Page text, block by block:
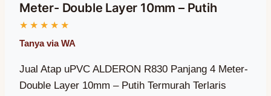
Meter- Double Layer 10mm – Putih
Jual Atap uPVC ALDERON R830 Panjang 4 Meter-
Double Layer 10mm – Putih Termurah Terlaris